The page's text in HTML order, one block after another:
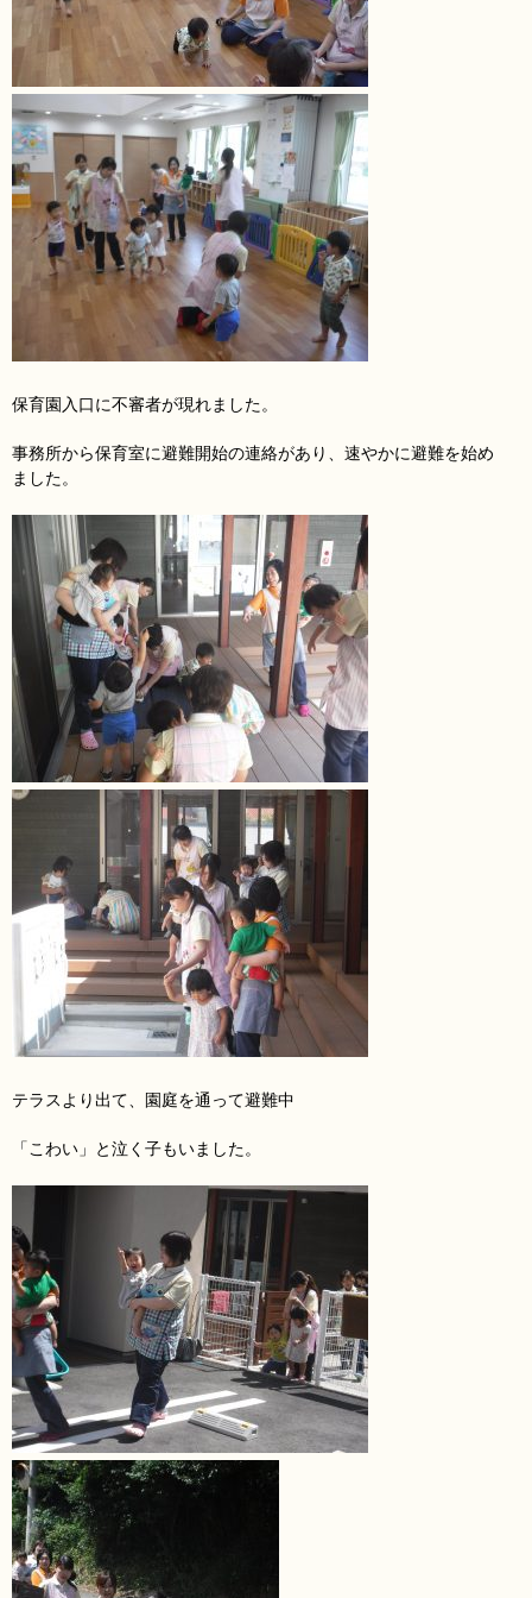
保育園入口に不審者が現れました。
事務所から保育室に避難開始の連絡があり、速やかに避難を始め
ました。
テラスより出て、園庭を通って避難中
「こわい」と泣く子もいました。